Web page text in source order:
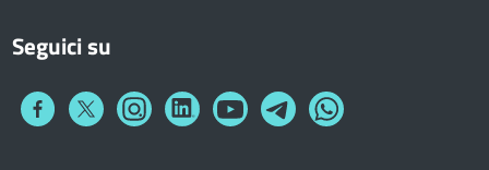
Seguici su
Collegamento
Collegamento
a
Collegamento
a
Collegamento
a
Collegamento
a
Collegamento
a
Collegamento
a